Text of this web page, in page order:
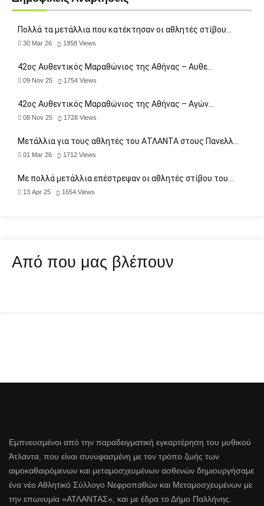
Πολλά τα μετάλλια που κατέκτησαν οι αθλητές στίβου…
30 Mar 26 1958 Views
42ος Αυθεντικός Μαραθώνιος της Αθήνας – Αυθε…
09 Nov 25 1754 Views
42ος Αυθεντικός Μαραθώνιος της Αθήνας – Αγών…
08 Nov 25 1728 Views
Μετάλλια για τους αθλητές του ΑΤΛΑΝΤΑ στους Πανελλ…
01 Mar 26 1712 Views
Με πολλά μετάλλια επέστρεψαν οι αθλητές στίβου του…
13 Apr 25 1654 Views
Από που μας βλέπουν
Εμπνευσμένοι από την παραδειγματική εγκαρτέρηση του μυθικού
Άτλαντα, που είναι συνυφασμένη με τον τρόπο ζωής των
αιμοκαθαιρόμενων και μεταμοσχευμένων ασθενών δημιουργήσαμε
ένα νέο Αθλητικό Σύλλογο Νεφροπαθών και Μεταμοσχευμένων με
την επωνυμία «ΑΤΛΑΝΤΑΣ», και με έδρα το Δήμο Παλλήνης.